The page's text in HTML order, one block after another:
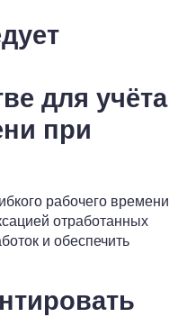
для учёта
при
рабочего времени
отработанных
и обеспечить